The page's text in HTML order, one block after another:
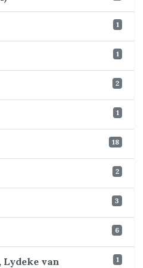
1
1
2
1
18
2
3
6
Lydeke van 1